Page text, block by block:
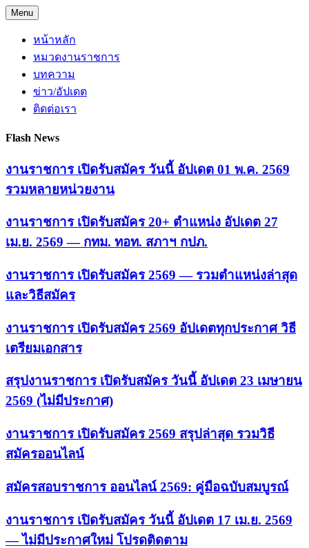
Skip
to
content
Menu
หน้าหลัก
หมวดงานราชการ
บทความ
ข่าว/อัปเดต
ติดต่อเรา
Flash News
งานราชการ เปิดรับสมัคร วันนี้ อัปเดต 01 พ.ค. 2569
รวมหลายหน่วยงาน
งานราชการ เปิดรับสมัคร 20+ ตำแหน่ง อัปเดต 27
เม.ย. 2569 — กทม. ทอท. สภาฯ กปภ.
งานราชการ เปิดรับสมัคร 2569 — รวมตำแหน่งล่าสุด
และวิธีสมัคร
งานราชการ เปิดรับสมัคร 2569 อัปเดตทุกประกาศ วิธี
เตรียมเอกสาร
สรุปงานราชการ เปิดรับสมัคร วันนี้ อัปเดต 23 เมษายน
2569 (ไม่มีประกาศ)
งานราชการ เปิดรับสมัคร 2569 สรุปล่าสุด รวมวิธี
สมัครออนไลน์
สมัครสอบราชการ ออนไลน์ 2569: คู่มือฉบับสมบูรณ์
งานราชการ เปิดรับสมัคร วันนี้ อัปเดต 17 เม.ย. 2569
— ไม่มีประกาศใหม่ โปรดติดตาม